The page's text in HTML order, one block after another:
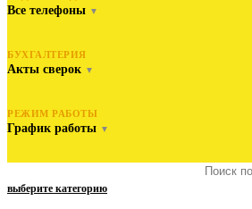
Все телефоны ▼
БУХГАЛТЕРИЯ
Акты сверок ▼
РЕЖИМ РАБОТЫ
График работы ▼
выберите категорию